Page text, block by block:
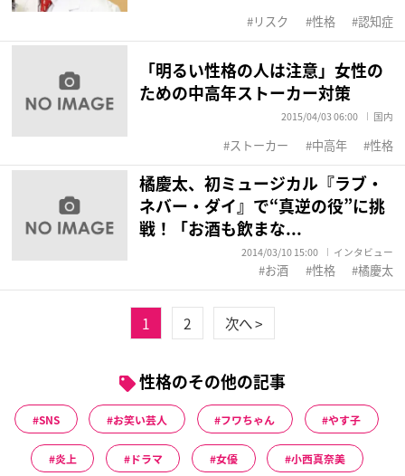
リスク 性格 認知症
「明るい性格の人は注意」女性の
ための中高年ストーカー対策
2015/04/03 06:00 国内
ストーカー 中高年 性格
橘慶太、初ミュージカル『ラブ・
ネバー・ダイ』で“真逆の役”に挑
戦！「お酒も飲まな...
2014/03/10 15:00 インタビュー
お酒 性格 橘慶太
1 2 次へ >
性格のその他の記事
SNS お笑い芸人 フワちゃん やす子
炎上 ドラマ 女優 小西真奈美